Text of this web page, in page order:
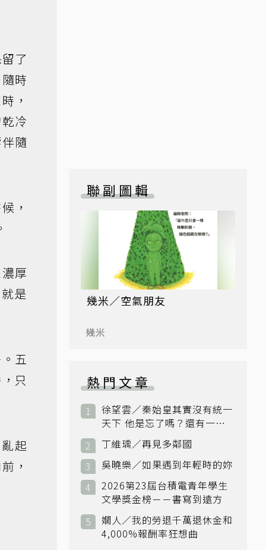
了
時
，
冷
隨
，
厚
是
五
只
起
，
聯副圖輯
幾米／空氣朋友
幾米
熱門文章
徐望雲／秦始皇其實沒有統一
天下 他是忘了嗎？還有一個
小國：衛國
丁維瑀／再見多鄰國
吳曉樂／如果遇到年輕時的妳
2026第23屆台積電青年學生
文學獎金榜－－書寫到遠方
嫺人／我的勞退千萬退休金和
4,000%報酬率狂想曲